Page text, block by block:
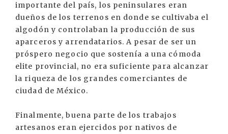
importante del país, los peninsulares eran
dueños de los terrenos en donde se cultivaba el
algodón y controlaban la producción de sus
aparceros y arrendatarios. A pesar de ser un
próspero negocio que sostenía a una cómoda
elite provincial, no era suficiente para alcanzar
la riqueza de los grandes comerciantes de
ciudad de México.
Finalmente, buena parte de los trabajos
artesanos eran ejercidos por nativos de